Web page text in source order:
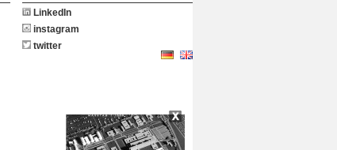
LinkedIn
instagram
twitter